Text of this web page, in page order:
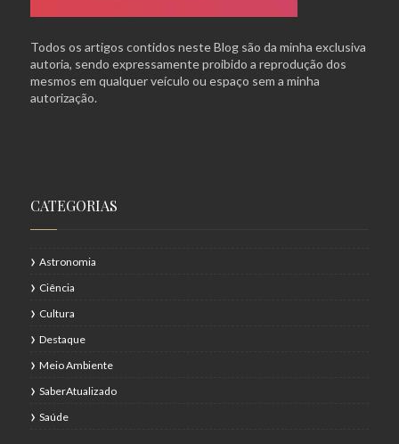
Todos os artigos contidos neste Blog são da minha exclusiva
autoria, sendo expressamente proibido a reprodução dos
mesmos em qualquer veículo ou espaço sem a minha
autorização.
CATEGORIAS
Astronomia
Ciência
Cultura
Destaque
Meio Ambiente
SaberAtualizado
Saúde